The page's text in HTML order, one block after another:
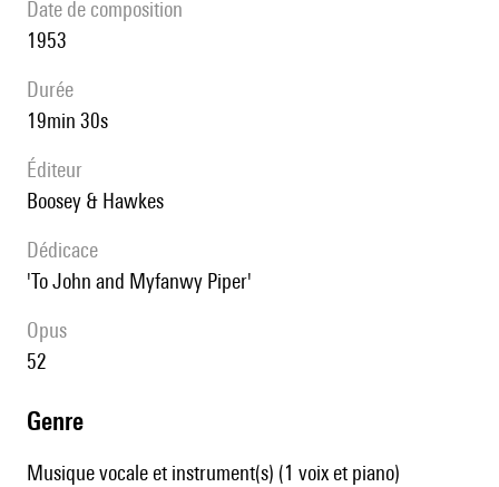
date de composition
1953
durée
19min 30s
éditeur
Boosey & Hawkes
Dédicace
'To John and Myfanwy Piper'
Opus
52
genre
Musique vocale et instrument(s) (1 voix et piano)